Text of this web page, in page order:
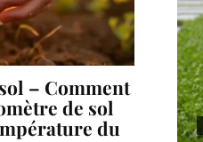
– Comment
de sol
du